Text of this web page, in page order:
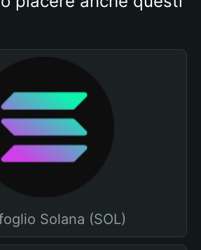
Solana (SOL)